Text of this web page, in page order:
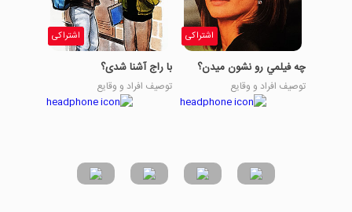
اشتراکی
چه فيلمي رو نشون ميدن؟
توصیف افراد و وقایع
اشتراکی
با راج آشنا شدی؟
توصیف افراد و وقایع